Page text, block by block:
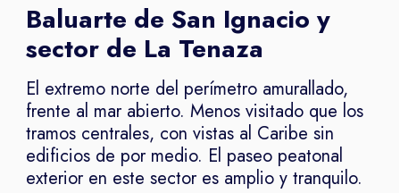
Baluarte de San Ignacio y
sector de La Tenaza
El extremo norte del perímetro amurallado,
frente al mar abierto. Menos visitado que los
tramos centrales, con vistas al Caribe sin
edificios de por medio. El paseo peatonal
exterior en este sector es amplio y tranquilo.